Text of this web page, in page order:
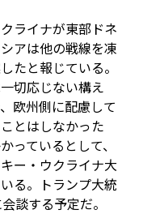
ライナが東部ドネ
アは他の戦線を凍
たと報じている。
切応じない構え
欧州側に配慮して
とはしなかった
っているとして、
ー・ウクライナ大
る。トランプ大統
談する予定だ。